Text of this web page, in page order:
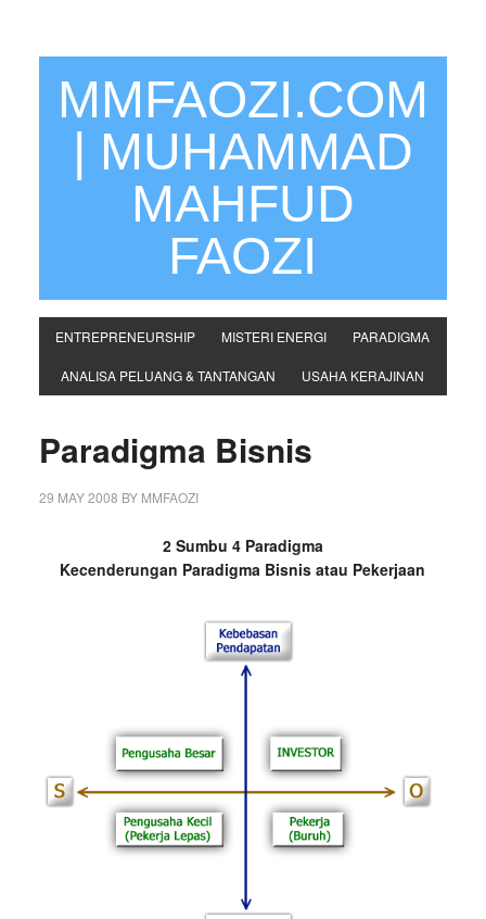
MMFAOZI.COM
| MUHAMMAD
MAHFUD
FAOZI
ENTREPRENEURSHIP MISTERI ENERGI PARADIGMA
ANALISA PELUANG & TANTANGAN USAHA KERAJINAN
Paradigma Bisnis
29 MAY 2008 BY MMFAOZI
2 Sumbu 4 Paradigma
Kecenderungan Paradigma Bisnis atau Pekerjaan